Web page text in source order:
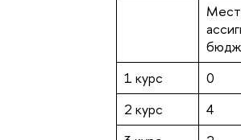
1 курс 0
2 курс
4